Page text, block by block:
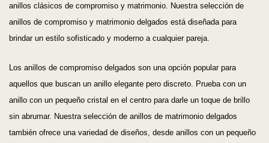
anillos clásicos de compromiso y matrimonio. Nuestra selección de
anillos de compromiso y matrimonio delgados está diseñada para
brindar un estilo sofisticado y moderno a cualquier pareja.
Los anillos de compromiso delgados son una opción popular para
aquellos que buscan un anillo elegante pero discreto. Prueba con un
anillo con un pequeño cristal en el centro para darle un toque de brillo
sin abrumar. Nuestra selección de anillos de matrimonio delgados
también ofrece una variedad de diseños, desde anillos con un pequeño